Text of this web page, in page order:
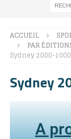
ACCUEIL
PAR
Sydney 2000-
Sydney
A